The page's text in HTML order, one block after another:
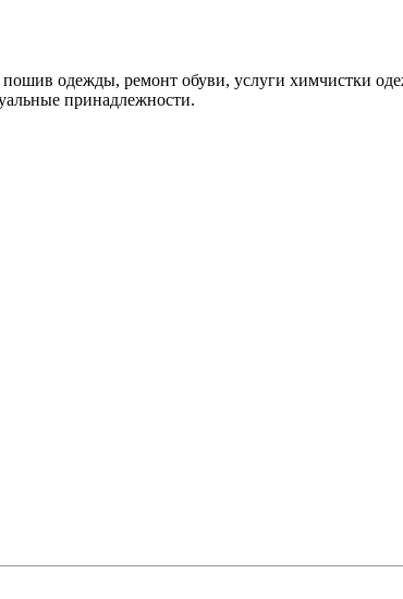
пошив одежды, ремонт обуви, услуги химчистки
принадлежности.